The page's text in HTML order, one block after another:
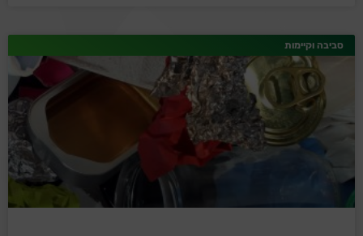
סביבה וקיימות